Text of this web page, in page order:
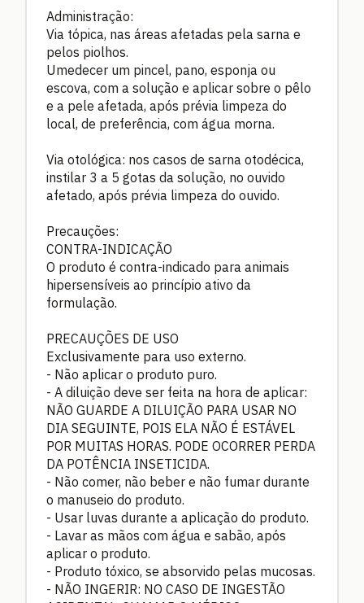
Administração:
Via tópica, nas áreas afetadas pela sarna e
pelos piolhos.
Umedecer um pincel, pano, esponja ou
escova, com a solução e aplicar sobre o pêlo
e a pele afetada, após prévia limpeza do
local, de preferência, com água morna.
Via otológica: nos casos de sarna otodécica,
instilar 3 a 5 gotas da solução, no ouvido
afetado, após prévia limpeza do ouvido.
Precauções:
CONTRA-INDICAÇÃO
O produto é contra-indicado para animais
hipersensíveis ao princípio ativo da
formulação.
PRECAUÇÕES DE USO
Exclusivamente para uso externo.
- Não aplicar o produto puro.
- A diluição deve ser feita na hora de aplicar:
NÃO GUARDE A DILUIÇÃO PARA USAR NO
DIA SEGUINTE, POIS ELA NÃO É ESTÁVEL
POR MUITAS HORAS. PODE OCORRER PERDA
DA POTÊNCIA INSETICIDA.
- Não comer, não beber e não fumar durante
o manuseio do produto.
- Usar luvas durante a aplicação do produto.
- Lavar as mãos com água e sabão, após
aplicar o produto.
- Produto tóxico, se absorvido pelas mucosas.
- NÃO INGERIR: NO CASO DE INGESTÃO